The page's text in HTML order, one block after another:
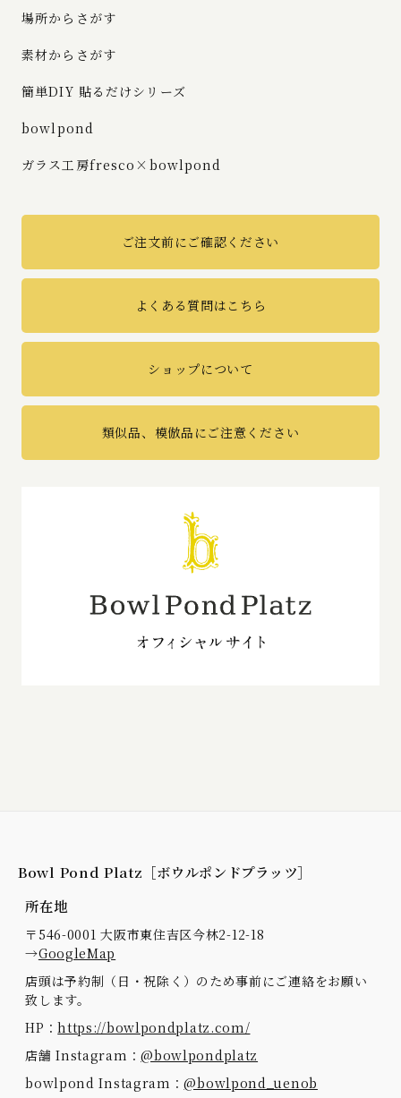
場所からさがす
素材からさがす
簡単DIY 貼るだけシリーズ
bowlpond
ガラス工房fresco×bowlpond
ご注文前にご確認ください
よくある質問はこちら
ショップについて
類似品、模倣品にご注意ください
Bowl Pond Platz［ボウルポンドプラッツ］
所在地
〒546-0001 大阪市東住吉区今林2-12-18
→GoogleMap
店頭は予約制（日・祝除く）のため事前にご連絡をお願い
致します。
HP：https://bowlpondplatz.com/
店舗 Instagram：@bowlpondplatz
bowlpond Instagram：@bowlpond_uenob